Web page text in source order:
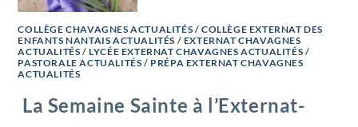
COLLÈGE CHAVAGNES ACTUALITÉS /COLLÈGE EXTERNAT DES
ENFANTS NANTAIS ACTUALITÉS / EXTERNAT CHAVAGNES
ACTUALITÉS /LYCÉE EXTERNAT CHAVAGNES ACTUALITÉS /
PASTORALE ACTUALITÉS / PRÉPA EXTERNAT CHAVAGNES
ACTUALITÉS
La Semaine Sainte à l’Externat-